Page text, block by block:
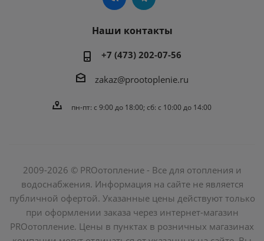
Наши контакты
+7 (473) 202-07-56
zakaz@prootoplenie.ru
пн-пт: c 9:00 до 18:00; сб: с 10:00 до 14:00
2009-2026 © PROотопление - Все для отопления и
водоснабжения. Информация на сайте не является
публичной офертой. Указанные цены действуют только
при оформлении заказа через интернет-магазин
PROотопление. Цены в пунктах в розничных магазинах